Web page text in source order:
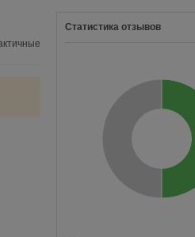
Статистика отзывов